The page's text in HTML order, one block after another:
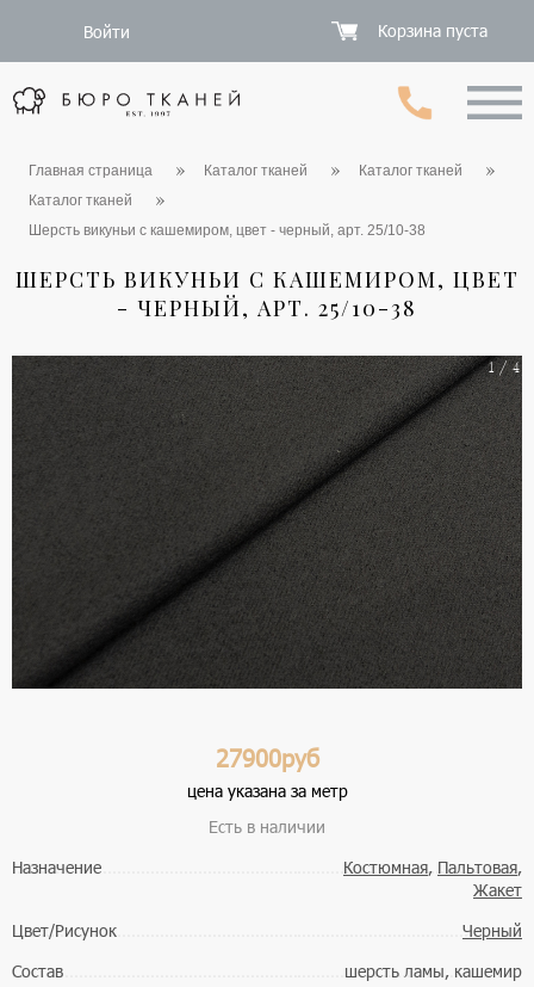
Войти Корзина пуста
Главная страница Каталог тканей
Каталог тканей
Каталог тканей
Шерсть викуньи с кашемиром, цвет - черный, арт. 25/10-38
ШЕРСТЬ ВИКУНЬИ С КАШЕМИРОМ, ЦВЕТ
- ЧЕРНЫЙ, АРТ. 25/10-38
1 / 4
27900руб
цена указана за метр
Есть в наличии
Назначение
Костюмная, Пальтовая,
Жакет
Цвет/Рисунок
Черный
Состав
шерсть ламы, кашемир